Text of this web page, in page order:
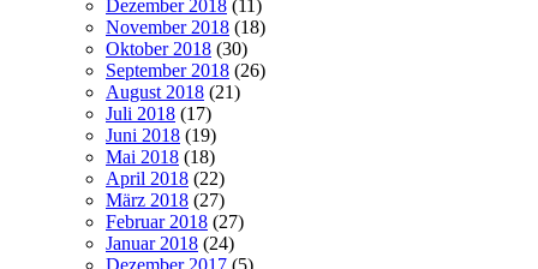
Dezember 2018 (11)
November 2018 (18)
Oktober 2018 (30)
September 2018 (26)
August 2018 (21)
Juli 2018 (17)
Juni 2018 (19)
Mai 2018 (18)
April 2018 (22)
März 2018 (27)
Februar 2018 (27)
Januar 2018 (24)